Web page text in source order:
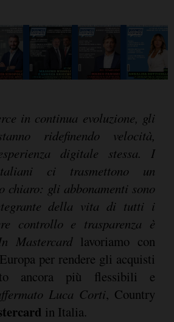
in continua evoluzione, gli
ridefinendo velocità,
digitale stessa. I
ci trasmettono un
chiaro: gli abbonamenti sono
della vita di tutti i
controllo e trasparenza è
Mastercardlavoriamo con
per rendere gli acquisti
ancora più flessibili e
Luca Corti, Country
in Italia.